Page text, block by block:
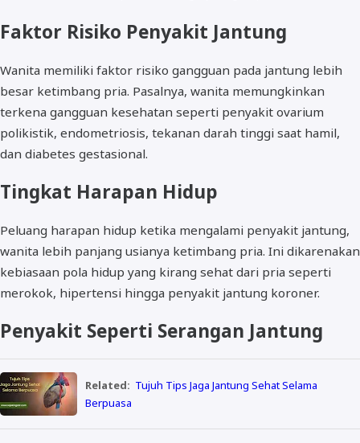
Faktor Risiko Penyakit Jantung
Wanita memiliki faktor risiko gangguan pada jantung lebih
besar ketimbang pria. Pasalnya, wanita memungkinkan
terkena gangguan kesehatan seperti penyakit ovarium
polikistik, endometriosis, tekanan darah tinggi saat hamil,
dan diabetes gestasional.
Tingkat Harapan Hidup
Peluang harapan hidup ketika mengalami penyakit jantung,
wanita lebih panjang usianya ketimbang pria. Ini dikarenakan
kebiasaan pola hidup yang kirang sehat dari pria seperti
merokok, hipertensi hingga penyakit jantung koroner.
Penyakit Seperti Serangan Jantung
Related: Tujuh Tips Jaga Jantung Sehat Selama
Berpuasa